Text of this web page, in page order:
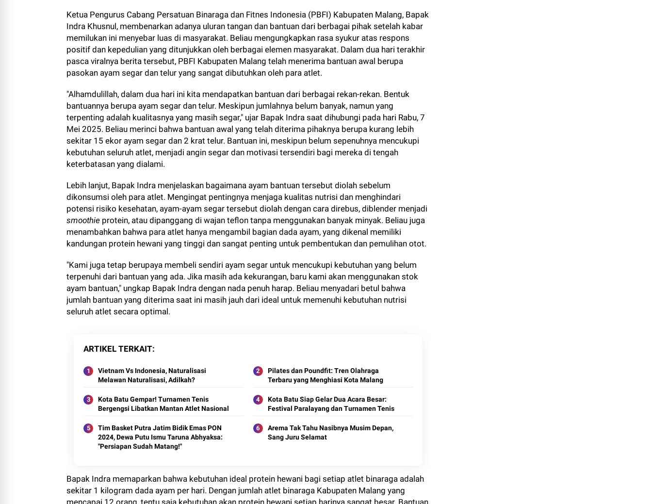
Ketua Pengurus Cabang Persatuan Binaraga dan Fitnes Indonesia (PBFI) Kabupaten Malang, Bapak
Indra Khusnul, membenarkan adanya uluran tangan dan bantuan dari berbagai pihak setelah kabar
memilukan ini menyebar luas di masyarakat. Beliau mengungkapkan rasa syukur atas respons
positif dan kepedulian yang ditunjukkan oleh berbagai elemen masyarakat. Dalam dua hari terakhir
pasca viralnya berita tersebut, PBFI Kabupaten Malang telah menerima bantuan awal berupa
pasokan ayam segar dan telur yang sangat dibutuhkan oleh para atlet.
"Alhamdulillah, dalam dua hari ini kita mendapatkan bantuan dari berbagai rekan-rekan. Bentuk
bantuannya berupa ayam segar dan telur. Meskipun jumlahnya belum banyak, namun yang
terpenting adalah kualitasnya yang masih segar," ujar Bapak Indra saat dihubungi pada hari Rabu, 7
Mei 2025. Beliau merinci bahwa bantuan awal yang telah diterima pihaknya berupa kurang lebih
sekitar 15 ekor ayam segar dan 2 krat telur. Bantuan ini, meskipun belum sepenuhnya mencukupi
kebutuhan seluruh atlet, menjadi angin segar dan motivasi tersendiri bagi mereka di tengah
keterbatasan yang dialami.
Lebih lanjut, Bapak Indra menjelaskan bagaimana ayam bantuan tersebut diolah sebelum
dikonsumsi oleh para atlet. Mengingat pentingnya menjaga kualitas nutrisi dan menghindari
potensi risiko kesehatan, ayam-ayam segar tersebut diolah dengan cara direbus, diblender menjadi
smoothie protein, atau dipanggang di wajan teflon tanpa menggunakan banyak minyak. Beliau juga
menambahkan bahwa para atlet hanya mengambil bagian dada ayam, yang dikenal memiliki
kandungan protein hewani yang tinggi dan sangat penting untuk pembentukan dan pemulihan otot.
"Kami juga tetap berupaya membeli sendiri ayam segar untuk mencukupi kebutuhan yang belum
terpenuhi dari bantuan yang ada. Jika masih ada kekurangan, baru kami akan menggunakan stok
ayam bantuan," ungkap Bapak Indra dengan nada penuh harap. Beliau menyadari betul bahwa
jumlah bantuan yang diterima saat ini masih jauh dari ideal untuk memenuhi kebutuhan nutrisi
seluruh atlet secara optimal.
ARTIKEL TERKAIT
Vietnam Vs Indonesia, Naturalisasi
Melawan Naturalisasi, Adilkah?
Pilates dan Poundfit: Tren Olahraga
Terbaru yang Menghiasi Kota Malang
Kota Batu Gempar! Turnamen Tenis
Bergengsi Libatkan Mantan Atlet Nasional
Kota Batu Siap Gelar Dua Acara Besar:
Festival Paralayang dan Turnamen Tenis
Tim Basket Putra Jatim Bidik Emas PON
2024, Dewa Putu Ismu Taruna Abhyaksa:
"Persiapan Sudah Matang!"
Arema Tak Tahu Nasibnya Musim Depan,
Sang Juru Selamat
Bapak Indra memaparkan bahwa kebutuhan ideal protein hewani bagi setiap atlet binaraga adalah
sekitar 1 kilogram dada ayam per hari. Dengan jumlah atlet binaraga Kabupaten Malang yang
mencapai 12 orang, tentu saja kebutuhan akan protein hewani setiap harinya sangat besar. Bantuan